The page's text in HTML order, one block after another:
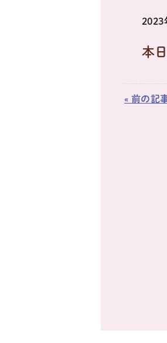
2023
本
« 前の記